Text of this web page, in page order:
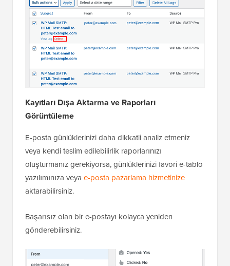
Kayıtları Dışa Aktarma ve Raporları
Görüntüleme
E-posta günlüklerinizi daha dikkatli analiz etmeniz
veya kendi teslim edilebilirlik raporlarınızı
oluşturmanız gerekiyorsa, günlüklerinizi favori e-tablo
yazılımınıza veya e-posta pazarlama hizmetinize
aktarabilirsiniz.
Başarısız olan bir e-postayı kolayca yeniden
gönderebilirsiniz.